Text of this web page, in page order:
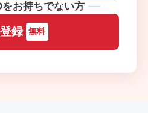
をお持ちでない方
録 無料